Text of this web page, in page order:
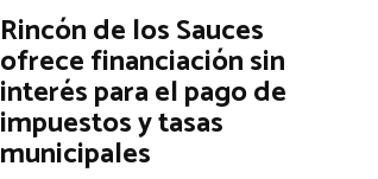
Rincón de los Sauces
ofrece financiación sin
interés para el pago de
impuestos y tasas
municipales